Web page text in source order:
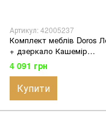
Артикул: 42005237
Комплект меблів Doros
+ дзеркало Кашемір
100х32х100 (42005237)
4 091 грн
Купити